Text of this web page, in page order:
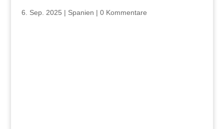
6. Sep. 2025 | Spanien | 0 Kommentare